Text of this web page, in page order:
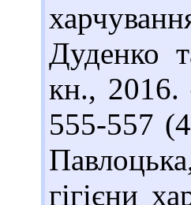
Дуденко
кн., 2016.
555-557
гігієни